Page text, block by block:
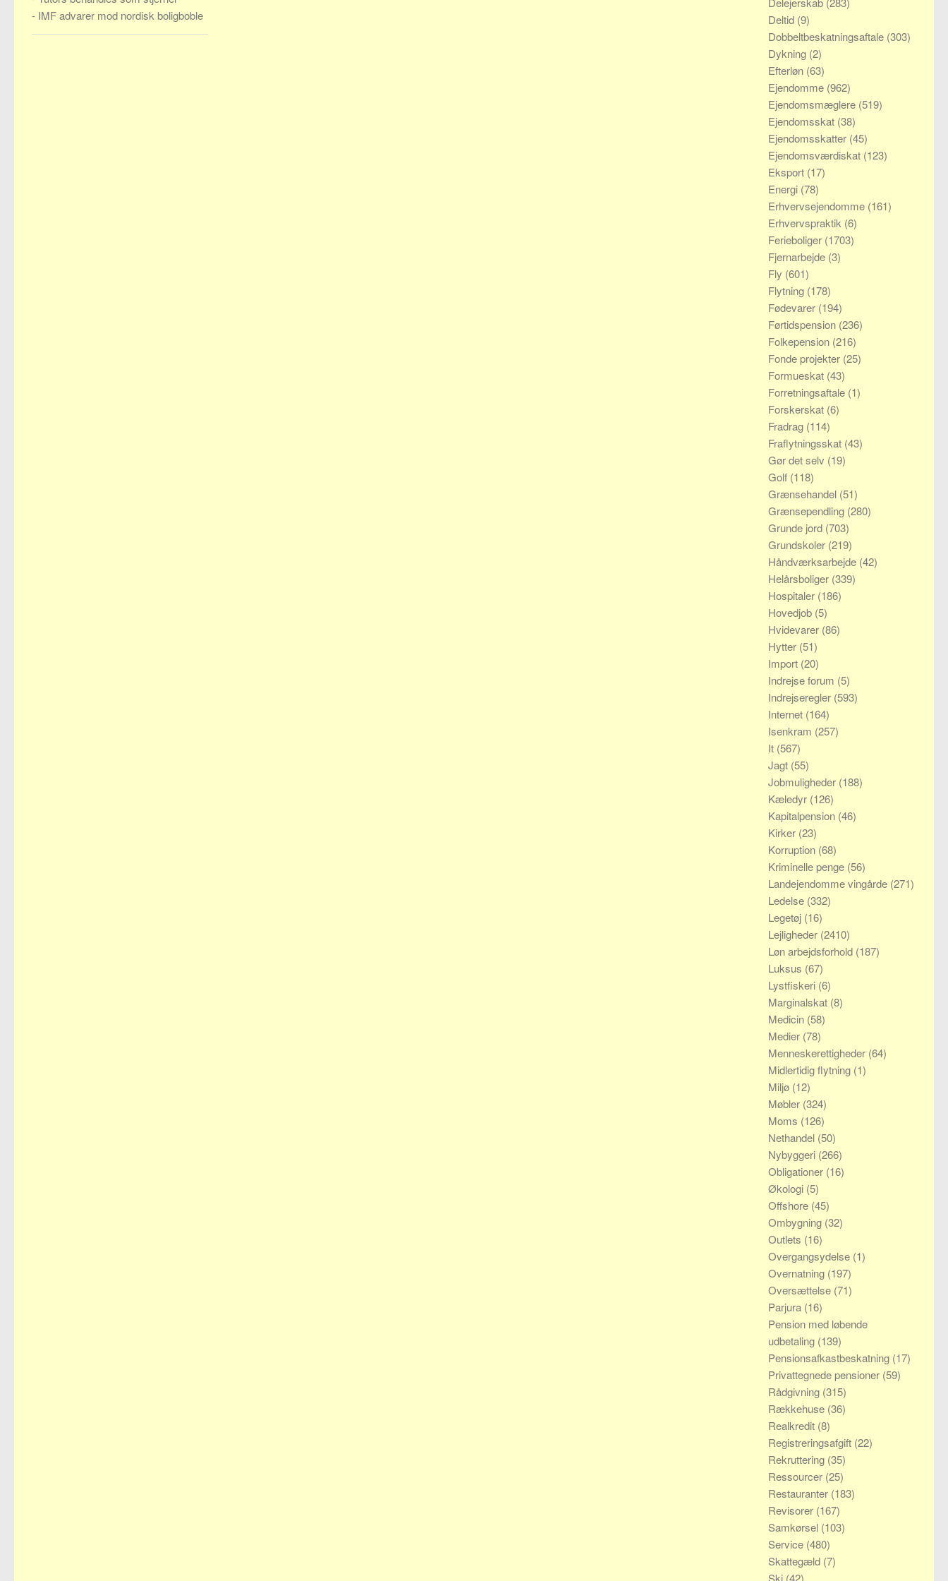
- IMF advarer mod nordisk boligboble
Deltid (9)
Dobbeltbeskatningsaftale (303)
Dykning (2)
Efterløn (63)
Ejendomme (962)
Ejendomsmæglere (519)
Ejendomsskat (38)
Ejendomsskatter (45)
Ejendomsværdiskat (123)
Eksport (17)
Energi (78)
Erhvervsejendomme (161)
Erhvervspraktik (6)
Ferieboliger (1703)
Fjernarbejde (3)
Fly (601)
Flytning (178)
Fødevarer (194)
Førtidspension (236)
Folkepension (216)
Fonde projekter (25)
Formueskat (43)
Forretningsaftale (1)
Forskerskat (6)
Fradrag (114)
Fraflytningsskat (43)
Gør det selv (19)
Golf (118)
Grænsehandel (51)
Grænsependling (280)
Grunde jord (703)
Grundskoler (219)
Håndværksarbejde (42)
Helårsboliger (339)
Hospitaler (186)
Hovedjob (5)
Hvidevarer (86)
Hytter (51)
Import (20)
Indrejse forum (5)
Indrejseregler (593)
Internet (164)
Isenkram (257)
It (567)
Jagt (55)
Jobmuligheder (188)
Kæledyr (126)
Kapitalpension (46)
Kirker (23)
Korruption (68)
Kriminelle penge (56)
Landejendomme vingårde (271)
Ledelse (332)
Legetøj (16)
Lejligheder (2410)
Løn arbejdsforhold (187)
Luksus (67)
Lystfiskeri (6)
Marginalskat (8)
Medicin (58)
Medier (78)
Menneskerettigheder (64)
Midlertidig flytning (1)
Miljø (12)
Møbler (324)
Moms (126)
Nethandel (50)
Nybyggeri (266)
Obligationer (16)
Økologi (5)
Offshore (45)
Ombygning (32)
Outlets (16)
Overgangsydelse (1)
Overnatning (197)
Oversættelse (71)
Parjura (16)
Pension med løbende
udbetaling (139)
Pensionsafkastbeskatning (17)
Privattegnede pensioner (59)
Rådgivning (315)
Rækkehuse (36)
Realkredit (8)
Registreringsafgift (22)
Rekruttering (35)
Ressourcer (25)
Restauranter (183)
Revisorer (167)
Samkørsel (103)
Service (480)
Skattegæld (7)
Ski (42)